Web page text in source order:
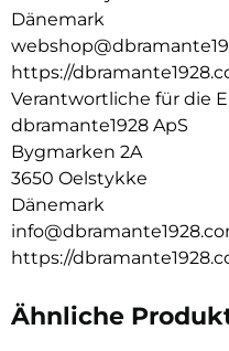
Dänemark
https://
Verantwortliche für die
dbramante1928 ApS
Bygmarken 2A
3650 Oelstykke
Dänemark
https://
Ähnliche